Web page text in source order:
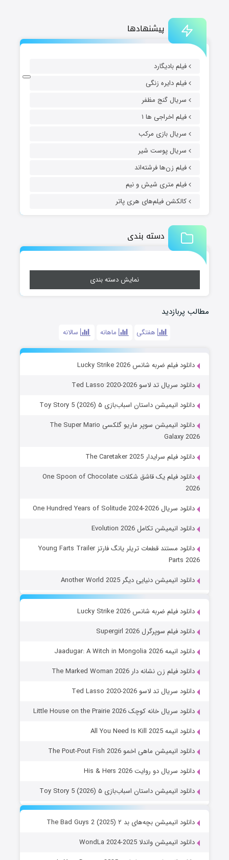
پیشنهادها
فیلم بادیگارد
فیلم دایره زنگی
سریال گنج مظفر
فیلم اخراجی ها ۱
سریال بازی مرکب
سریال پوست شیر
فیلم زن‌ها فرشته‌اند
فیلم متری شیش و نیم
کالکشن فیلم‌های هری پاتر
دسته بندی
نمایش دسته بندی
مطالب پربازدید
هفتگی ماهانه سالانه
دانلود فیلم ضربه شانس Lucky Strike 2026
دانلود سریال تد لاسو Ted Lasso 2020-2026
دانلود انیمیشن داستان اسباب‌بازی ۵ Toy Story 5 (2026)
دانلود انیمیشن سوپر ماریو گلکسی The Super Mario
Galaxy 2026
دانلود فیلم سرایدار The Caretaker 2025
دانلود فیلم یک قاشق شکلات One Spoon of Chocolate
2026
دانلود سریال One Hundred Years of Solitude 2024-2026
دانلود انیمیشن تکامل Evolution 2026
دانلود مستند قطعات تریلر یانگ فارتز Young Farts Trailer
Parts 2026
دانلود انیمیشن دنیایی دیگر Another World 2025
دانلود فیلم ضربه شانس Lucky Strike 2026
دانلود فیلم سوپرگرل Supergirl 2026
دانلود انیمه Jaadugar: A Witch in Mongolia 2026
دانلود فیلم زن نشانه دار The Marked Woman 2026
دانلود سریال تد لاسو Ted Lasso 2020-2026
دانلود سریال خانه کوچک Little House on the Prairie 2026
دانلود انیمه All You Need Is Kill 2025
دانلود انیمیشن ماهی اخمو The Pout-Pout Fish 2026
دانلود سریال دو روایت His & Hers 2026
دانلود انیمیشن داستان اسباب‌بازی ۵ Toy Story 5 (2026)
دانلود انیمیشن بچه‌های بد ۲ The Bad Guys 2 (2025)
دانلود انیمیشن واندلا WondLa 2024-2025